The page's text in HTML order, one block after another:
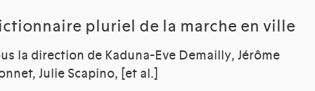
pluriel de la marche en ville
la direction de Kaduna-Eve Demailly, Jérôme
Julie Scapino, [et al.]